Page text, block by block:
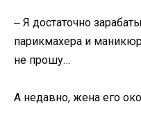
‒ Я достаточно
парикмахера и
не прошу…
А недавно, жена его